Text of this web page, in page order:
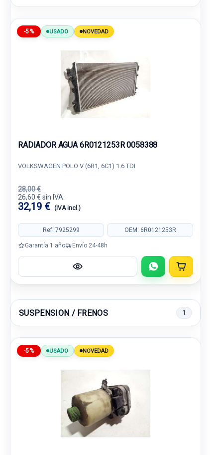
-5% USADO NOVEDAD
RADIADOR AGUA 6R0121253R 0058388
VOLKSWAGEN POLO V (6R1, 6C1) 1.6 TDI
28,00 €
26,60 € sin IVA.
32,19 € (IVA incl.)
Ref: 7925299 OEM: 6R0121253R
Garantía 1 año Envío 24-48h
SUSPENSION / FRENOS 1
-5% USADO NOVEDAD